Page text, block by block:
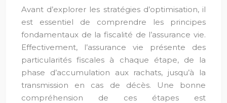
Avant d’explorer les stratégies d’optimisation, il
est essentiel de comprendre les principes
fondamentaux de la fiscalité de l’assurance vie.
Effectivement, l’assurance vie présente des
particularités fiscales à chaque étape, de la
phase d’accumulation aux rachats, jusqu’à la
transmission en cas de décès. Une bonne
compréhension de ces étapes est